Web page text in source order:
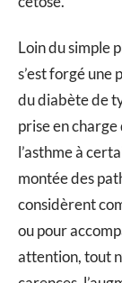
Loin du simple
s’est forgé une
du diabète de
prise en
l’asthme à
montée des
considèrent
ou pour
attention, tout